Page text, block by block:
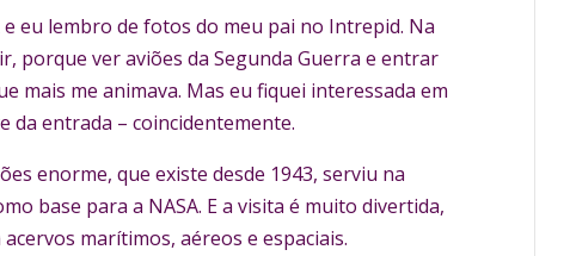
eu lembro de fotos do meu pai no Intrepid. Na
porque ver aviões da Segunda Guerra e entrar
mais me animava. Mas eu fiquei interessada em
da entrada – coincidentemente.
enorme, que existe desde 1943, serviu na
base para a NASA. E a visita é muito divertida,
marítimos, aéreos e espaciais.